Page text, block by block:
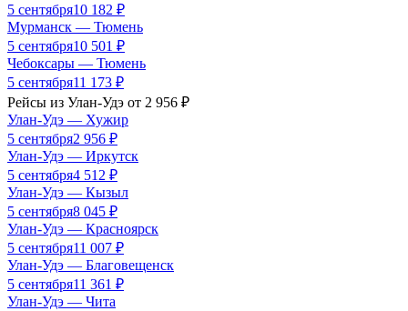
5 сентября10 182 ₽
Мурманск — Тюмень
5 сентября10 501 ₽
Чебоксары — Тюмень
5 сентября11 173 ₽
Рейсы из Улан-Удэ от 2 956 ₽
Улан-Удэ — Хужир
5 сентября2 956 ₽
Улан-Удэ — Иркутск
5 сентября4 512 ₽
Улан-Удэ — Кызыл
5 сентября8 045 ₽
Улан-Удэ — Красноярск
5 сентября11 007 ₽
Улан-Удэ — Благовещенск
5 сентября11 361 ₽
Улан-Удэ — Чита